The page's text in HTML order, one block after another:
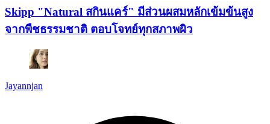
Skipp "Natural สกินแคร์" มีส่วนผสมหลักเข้มข้นสูง
จากพืชธรรมชาติ ตอบโจทย์ทุกสภาพผิว
Jayannjan